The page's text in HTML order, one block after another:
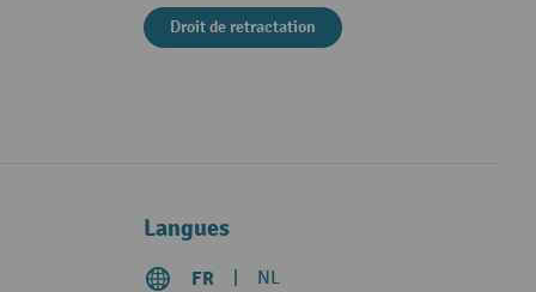
Droit de retractation
Langues
FR NL